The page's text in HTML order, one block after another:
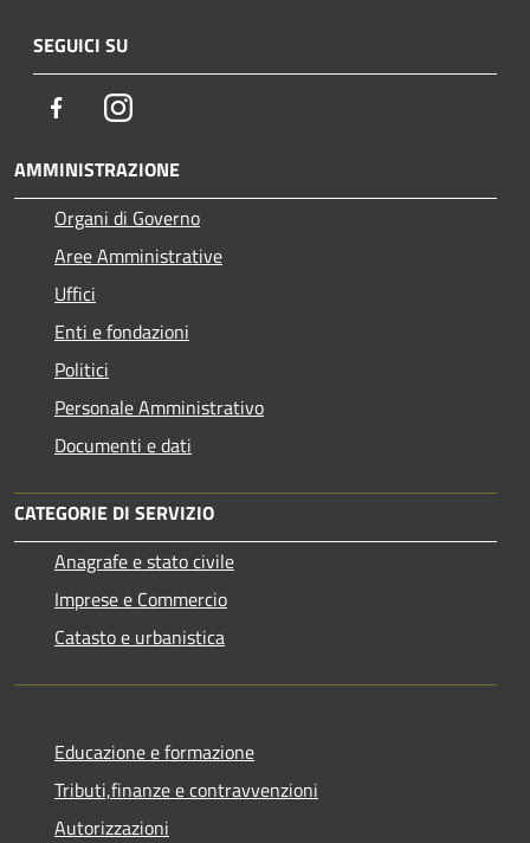
SEGUICI SU
FacebookInstagram
AMMINISTRAZIONE
Organi di Governo
Aree Amministrative
Uffici
Enti e fondazioni
Politici
Personale Amministrativo
Documenti e dati
CATEGORIE DI SERVIZIO
Anagrafe e stato civile
Imprese e Commercio
Catasto e urbanistica
Educazione e formazione
Tributi,finanze e contravvenzioni
Autorizzazioni